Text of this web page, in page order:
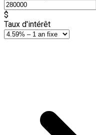
$
Taux d'intérêt